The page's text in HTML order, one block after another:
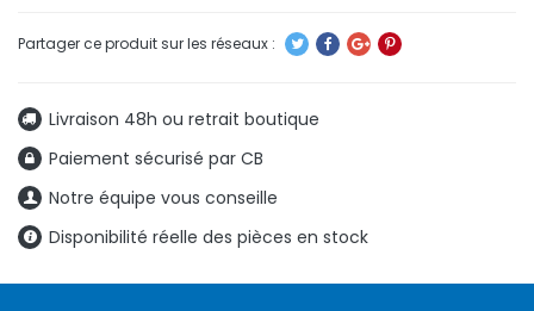
Livraison 48h ou retrait boutique
Paiement sécurisé par CB
Notre équipe vous conseille
Disponibilité réelle des pièces en stock